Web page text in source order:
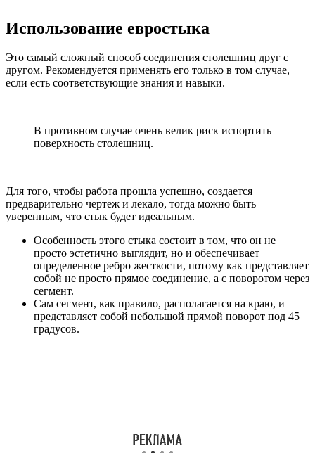
Использование евростыка
Это самый сложный способ соединения столешниц друг с
другом. Рекомендуется применять его только в том случае,
если есть соответствующие знания и навыки.
В противном случае очень велик риск испортить
поверхность столешниц.
Для того, чтобы работа прошла успешно, создается
предварительно чертеж и лекало, тогда можно быть
уверенным, что стык будет идеальным.
Особенность этого стыка состоит в том, что он не
просто эстетично выглядит, но и обеспечивает
определенное ребро жесткости, потому как представляет
собой не просто прямое соединение, а с поворотом через
сегмент.
Сам сегмент, как правило, располагается на краю, и
представляет собой небольшой прямой поворот под 45
градусов.